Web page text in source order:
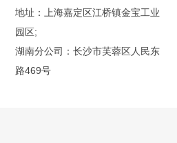
地址：上海嘉定区江桥镇金宝工业
园区;
湖南分公司：长沙市芙蓉区人民东
路469号